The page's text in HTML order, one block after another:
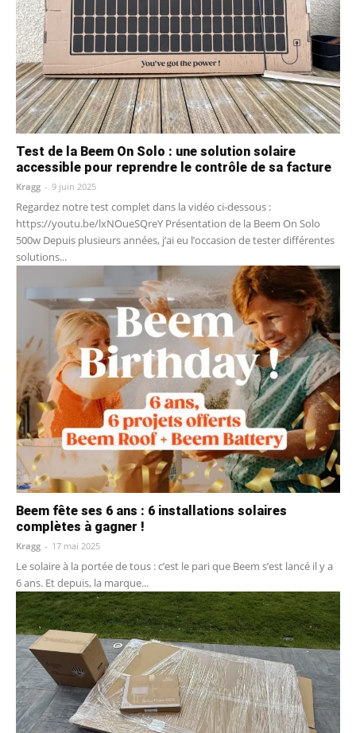
Test de la Beem On Solo : une solution solaire
accessible pour reprendre le contrôle de sa facture
Kragg - 9 juin 2025
Regardez notre test complet dans la vidéo ci-dessous :
https://youtu.be/lxNOueSQreY Présentation de la Beem On Solo
500w Depuis plusieurs années, j’ai eu l’occasion de tester différentes
solutions...
Beem fête ses 6 ans : 6 installations solaires
complètes à gagner !
Kragg - 17 mai 2025
Le solaire à la portée de tous : c’est le pari que Beem s’est lancé il y a
6 ans. Et depuis, la marque...